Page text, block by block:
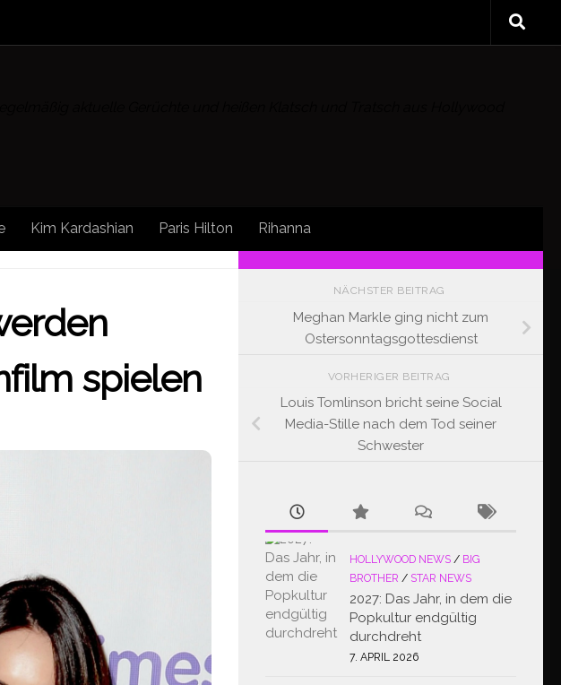
Kim Kardashian Paris Hilton Rihanna
spielen
NÄCHSTER BEITRAG
Meghan Markle ging nicht zum
Ostersonntagsgottesdienst
VORHERIGER BEITRAG
Louis Tomlinson bricht seine Social
Media-Stille nach dem Tod seiner
Schwester
HOLLYWOOD NEWS / BIG
BROTHER / STAR NEWS
2027: Das Jahr, in dem die
Popkultur endgültig
durchdreht
7. APRIL 2026